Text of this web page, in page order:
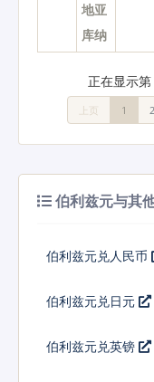
地亚
库纳
正在显示
上页 1 2
伯利兹元与其
伯利兹元兑人民币
伯利兹元兑日元
伯利兹元兑英镑